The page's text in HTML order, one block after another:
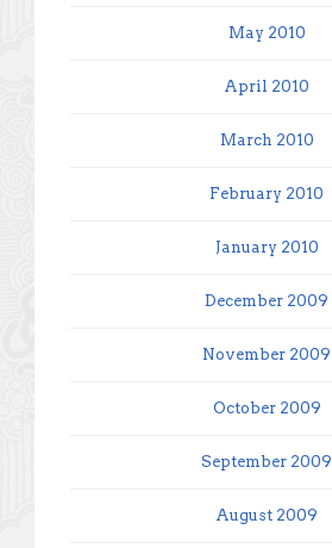
May 2010
April 2010
March 2010
February 2010
January 2010
December 2009
November 2009
October 2009
September 2009
August 2009